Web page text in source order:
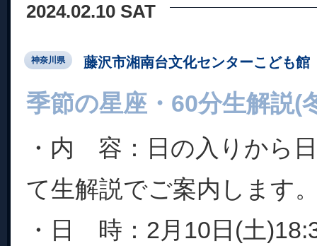
2024.02.10 SAT
神奈川県 藤沢市湘南台文化センターこども館
季節の星座・60分生解説(
・内 容：日の入りから
て生解説でご案内します
・日 時：2月10日(土